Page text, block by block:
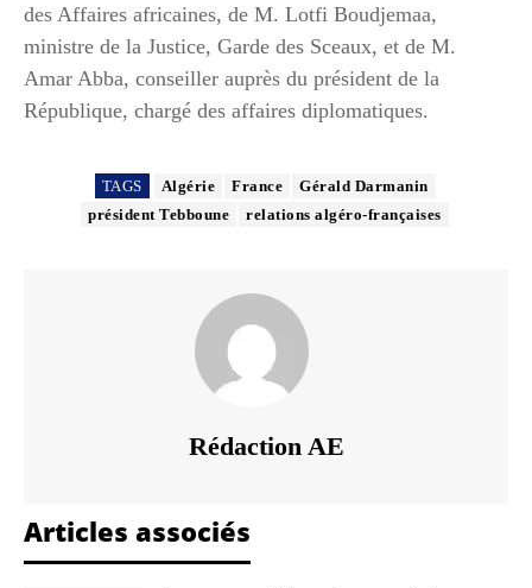
des Affaires africaines, de M. Lotfi Boudjemaa,
ministre de la Justice, Garde des Sceaux, et de M.
Amar Abba, conseiller auprès du président de la
République, chargé des affaires diplomatiques.
TAGS Algérie France
Gérald Darmanin
président Tebboune
relations algéro-françaises
Rédaction AE
Articles associés